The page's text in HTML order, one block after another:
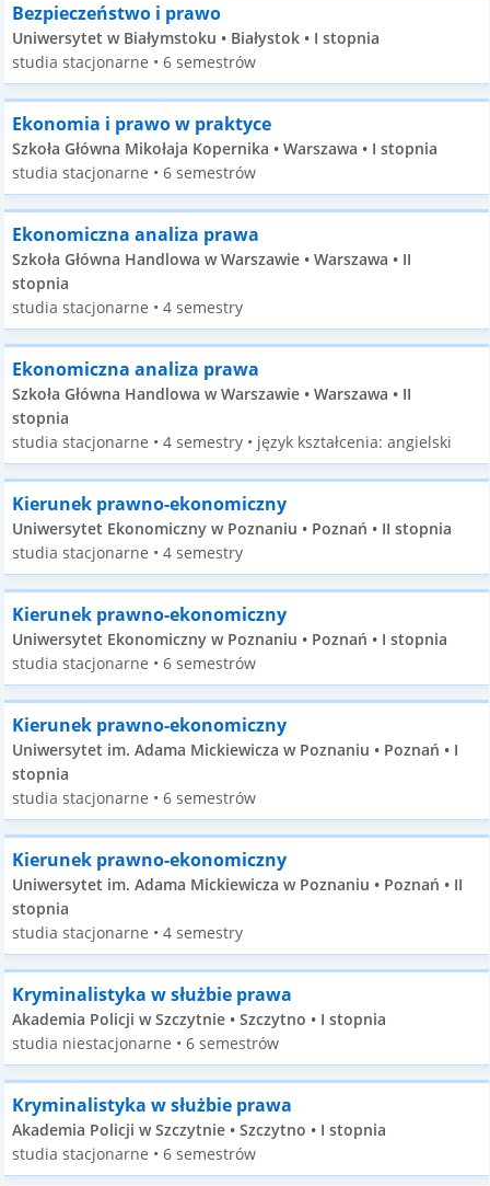
Bezpieczeństwo i prawo
Uniwersytet w Białymstoku • Białystok • I stopnia
studia stacjonarne • 6 semestrów
Ekonomia i prawo w praktyce
Szkoła Główna Mikołaja Kopernika • Warszawa • I stopnia
studia stacjonarne • 6 semestrów
Ekonomiczna analiza prawa
Szkoła Główna Handlowa w Warszawie • Warszawa • II
stopnia
studia stacjonarne • 4 semestry
Ekonomiczna analiza prawa
Szkoła Główna Handlowa w Warszawie • Warszawa • II
stopnia
studia stacjonarne • 4 semestry • język kształcenia: angielski
Kierunek prawno-ekonomiczny
Uniwersytet Ekonomiczny w Poznaniu • Poznań • II stopnia
studia stacjonarne • 4 semestry
Kierunek prawno-ekonomiczny
Uniwersytet Ekonomiczny w Poznaniu • Poznań • I stopnia
studia stacjonarne • 6 semestrów
Kierunek prawno-ekonomiczny
Uniwersytet im. Adama Mickiewicza w Poznaniu • Poznań • I
stopnia
studia stacjonarne • 6 semestrów
Kierunek prawno-ekonomiczny
Uniwersytet im. Adama Mickiewicza w Poznaniu • Poznań • II
stopnia
studia stacjonarne • 4 semestry
Kryminalistyka w służbie prawa
Akademia Policji w Szczytnie • Szczytno • I stopnia
studia niestacjonarne • 6 semestrów
Kryminalistyka w służbie prawa
Akademia Policji w Szczytnie • Szczytno • I stopnia
studia stacjonarne • 6 semestrów